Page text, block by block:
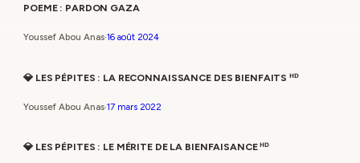
play_arrow
POEME : PARDON GAZA
Youssef Abou Anas·16 août 2024
play_arrow
💎 LES PÉPITES : LA RECONNAISSANCE DES BIENFAITS ᴴᴰ
Youssef Abou Anas·17 mars 2022
💎 LES PÉPITES : LE MÉRITE DE LA BIENFAISANCE ᴴᴰ